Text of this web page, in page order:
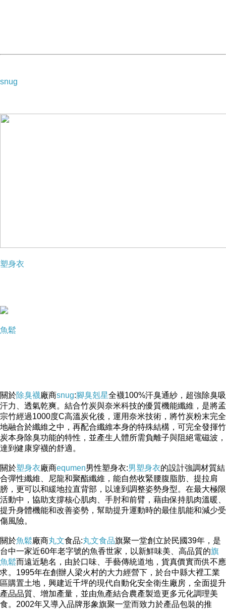
snug
塑身衣
魚鬆
關於除臭襪廠商snug:腳臭剋星全襪100%汗臭通紗，超強除臭吸
汗力、透氣乾爽。結合竹炭與奈米科技的優質機能纖維，是將孟
宗竹經過1000度C高溫炭化後，運用奈米技術，將竹炭粉末完全
地融合於纖維之中，再配合纖維本身的特殊結構，可完全發揮竹
炭本身除臭功能的特性，並產生人體所需負離子與阻絕電磁波，
達到健康穿襪的舒適。
關於塑身衣廠商equmen男性塑身衣:男塑身衣的設計強調材質結
合彈性纖維、尼龍和聚酯纖維，能自然收緊腰腹脂肪、提拉肩
膀，更可以和緩地拉直背部，以達到調整姿勢身型。在最大極限
活動中，協助支撐核心肌肉、手肘和前臂，藉由保持肌肉溫暖、
提升身體機能和改善姿勢，幫助提升運動時的最佳肌能和減少受
傷風險。
關於魚鬆廠商丸文食品:丸文食品旗聚一堂創立於民國39年，是
台中一家近60年老字號的魚香世家，以新鮮味美、高品質的旗
魚鬆而遠近馳名，由於口味、手藝傳統道地，貨真價實而供不應
求。1995年在創辦人梁火村的大力經營下，於台中縣大裡工業
區購置土地，興建近千坪的現代自動化安全衛生廠房，全面提升
產品品質、增加產量，並由魚產結合農產製造更多元化調理美
食。2002年又導入品牌形象旗聚一堂而致力於產品包裝的推